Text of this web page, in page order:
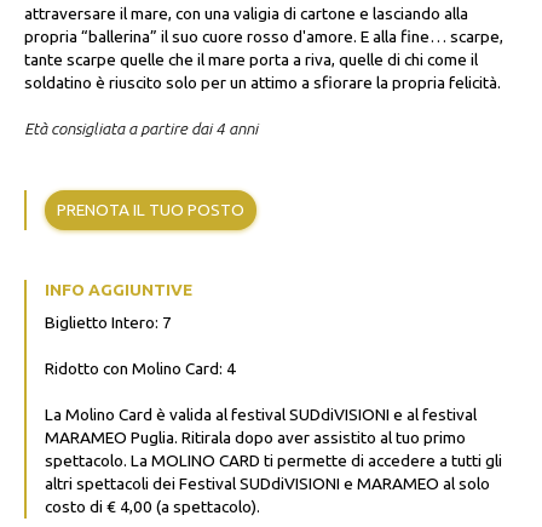
attraversare il mare, con una valigia di cartone e lasciando alla
propria “ballerina” il suo cuore rosso d'amore. E alla fine… scarpe,
tante scarpe quelle che il mare porta a riva, quelle di chi come il
soldatino è riuscito solo per un attimo a sfiorare la propria felicità.
Età consigliata a partire dai 4 anni
PRENOTA IL TUO POSTO
INFO AGGIUNTIVE
Biglietto Intero: 7
Ridotto con Molino Card: 4
La Molino Card è valida al festival SUDdiVISIONI e al festival
MARAMEO Puglia. Ritirala dopo aver assistito al tuo primo
spettacolo. La MOLINO CARD ti permette di accedere a tutti gli
altri spettacoli dei Festival SUDdiVISIONI e MARAMEO al solo
costo di € 4,00 (a spettacolo).